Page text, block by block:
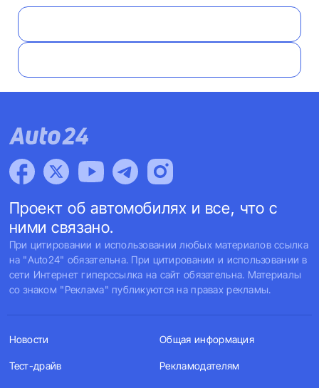
Проект об автомобилях и все, что с
ними связано.
При цитировании и использовании любых материалов ссылка
на "Auto24" обязательна. При цитировании и использовании в
сети Интернет гиперссылка на сайт обязательна. Материалы
со знаком "Реклама" публикуются на правах рекламы.
Новости
Тест-драйв
Общая информация
Рекламодателям